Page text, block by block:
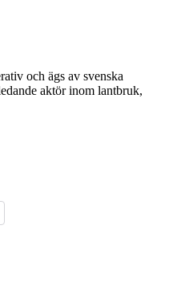
och ägs av svenska
aktör inom lantbruk,